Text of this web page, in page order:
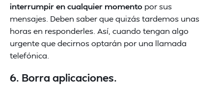
interrumpir en cualquier momento por sus
mensajes. Deben saber que quizás tardemos unas
horas en responderles. Así, cuando tengan algo
urgente que decirnos optarán por una llamada
telefónica.
6. Borra aplicaciones.